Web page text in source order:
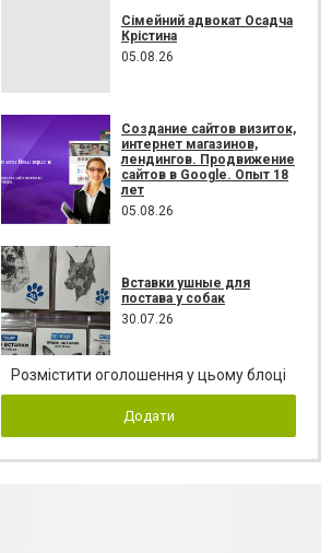
Сімейний адвокат Осадча
Крістина
05.08.26
Создание сайтов визиток,
интернет магазинов,
лендингов. Продвижение
сайтов в Google. Опыт 18
лет
05.08.26
Вставки ушные для
постава у собак
30.07.26
Розмістити оголошення у цьому блоці
Додати